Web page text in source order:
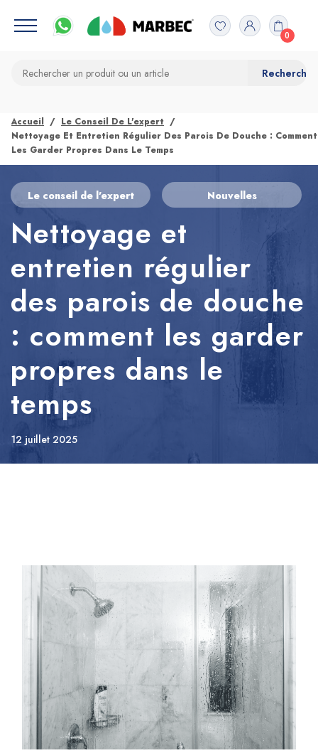
0
Accueil
Le Conseil De L'expert
Nettoyage Et Entretien Régulier Des Parois De Douche : Comment
Les Garder Propres Dans Le Temps
Le conseil de l'expert Nouvelles
Nettoyage et
entretien régulier
des parois de douche
: comment les garder
propres dans le
temps
12 juillet 2025